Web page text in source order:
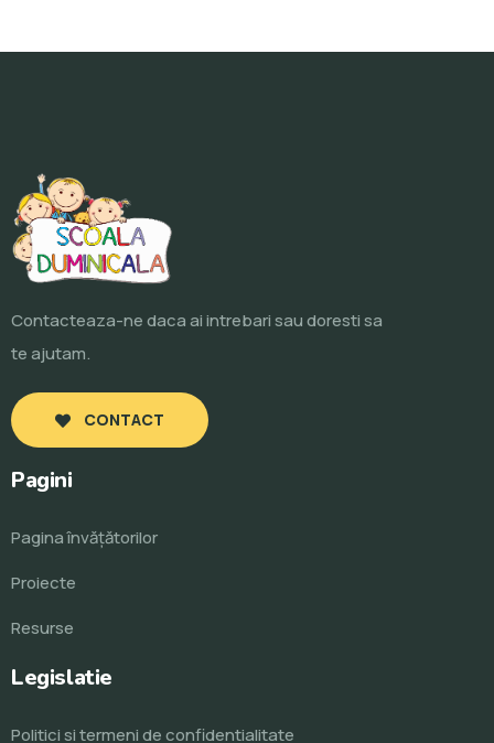
Contacteaza-ne daca ai intrebari sau doresti sa
te ajutam.
CONTACT
Pagini
Pagina învăţătorilor
Proiecte
Resurse
Legislatie
Politici si termeni de confidentialitate